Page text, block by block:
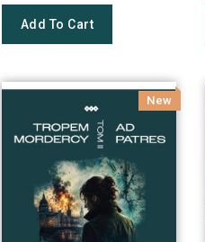
Add To Cart
New